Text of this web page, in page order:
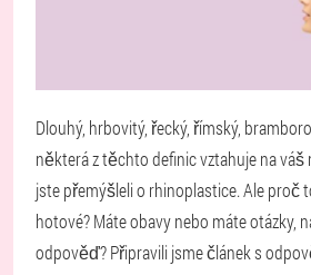
Dlouhý, hrbovitý, řecký, římský,
některá z těchto definic vztahuje na
jste přemýšleli o rhinoplastice. Ale proč
hotové? Máte obavy nebo máte otázky,
odpověď? Připravili jsme článek s